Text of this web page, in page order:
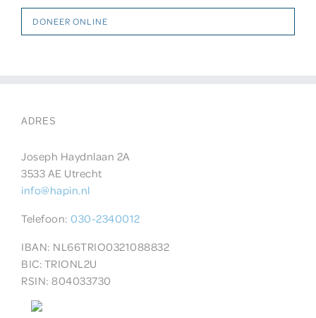
DONEER ONLINE
ADRES
Joseph Haydnlaan 2A
3533 AE Utrecht
info@hapin.nl
Telefoon: 030-2340012
IBAN: NL66TRIO0321088832
BIC: TRIONL2U
RSIN: 804033730